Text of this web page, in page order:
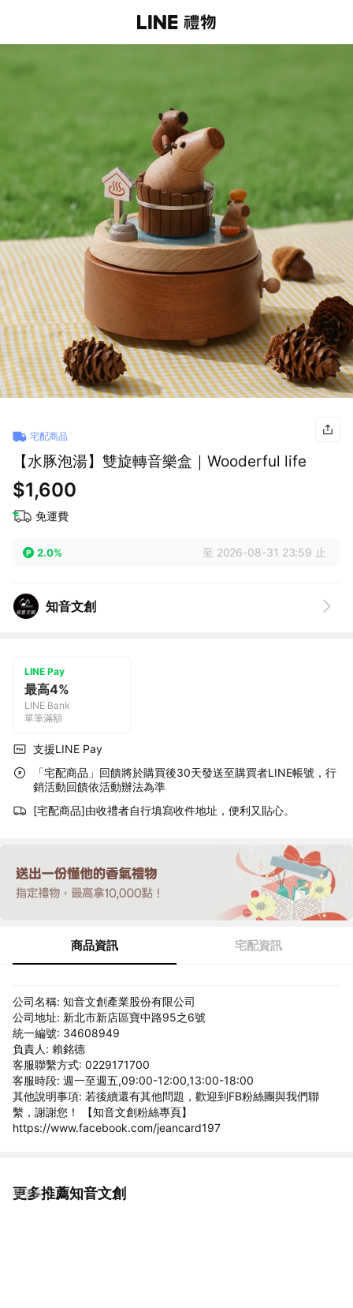
宅配商品
【水豚泡湯】雙旋轉音樂盒｜Wooderful life
$1,600
免運費
2.0% 至 2026-08-31 23:59 止
知音文創
LINE Pay
最高4%
LINE Bank
單筆滿額
支援LINE Pay
「宅配商品」回饋將於購買後30天發送至購買者LINE帳號，行
銷活動回饋依活動辦法為準
[宅配商品]由收禮者自行填寫收件地址，便利又貼心。
商品資訊 宅配資訊
公司名稱: 知音文創產業股份有限公司
公司地址: 新北市新店區寶中路95之6號
統一編號: 34608949
負責人: 賴銘德
客服聯繫方式: 0229171700
客服時段: 週一至週五,09:00-12:00,13:00-18:00
其他說明事項: 若後續還有其他問題，歡迎到FB粉絲團與我們聯
繫，謝謝您！ 【知音文創粉絲專頁】
https://www.facebook.com/jeancard197
更多推薦知音文創
看更多